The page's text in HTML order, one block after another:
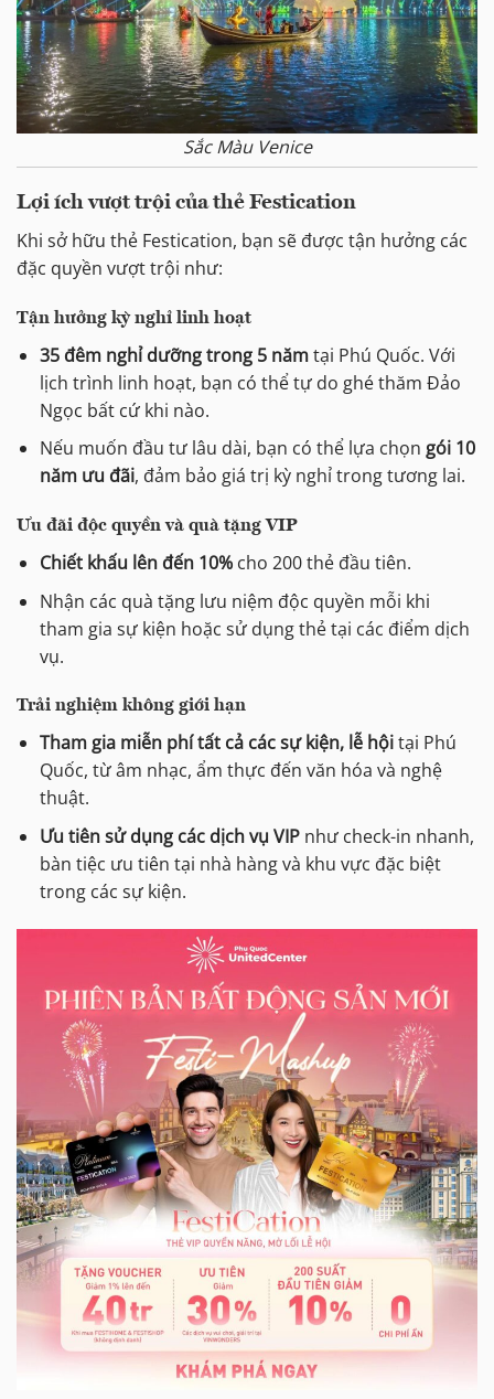
Sắc Màu Venice
Lợi ích vượt trội của thẻ Festication
Khi sở hữu thẻ Festication, bạn sẽ được tận hưởng các
đặc quyền vượt trội như:
Tận hưởng kỳ nghỉ linh hoạt
35 đêm nghỉ dưỡng trong 5 nămtại Phú Quốc. Với
lịch trình linh hoạt, bạn có thể tự do ghé thăm Đảo
Ngọc bất cứ khi nào.
Nếu muốn đầu tư lâu dài, bạn có thể lựa chọn gói 10
năm ưu đãi, đảm bảo giá trị kỳ nghỉ trong tương lai.
Ưu đãi độc quyền và quà tặng VIP
Chiết khấu lên đến 10%cho 200 thẻ đầu tiên.
Nhận các quà tặng lưu niệm độc quyền mỗi khi
tham gia sự kiện hoặc sử dụng thẻ tại các điểm dịch
vụ.
Trải nghiệm không giới hạn
Tham gia miễn phí tất cả các sự kiện, lễ hộitại Phú
Quốc, từ âm nhạc, ẩm thực đến văn hóa và nghệ
thuật.
Ưu tiên sử dụng các dịch vụ VIPnhư check-in nhanh,
bàn tiệc ưu tiên tại nhà hàng và khu vực đặc biệt
trong các sự kiện.